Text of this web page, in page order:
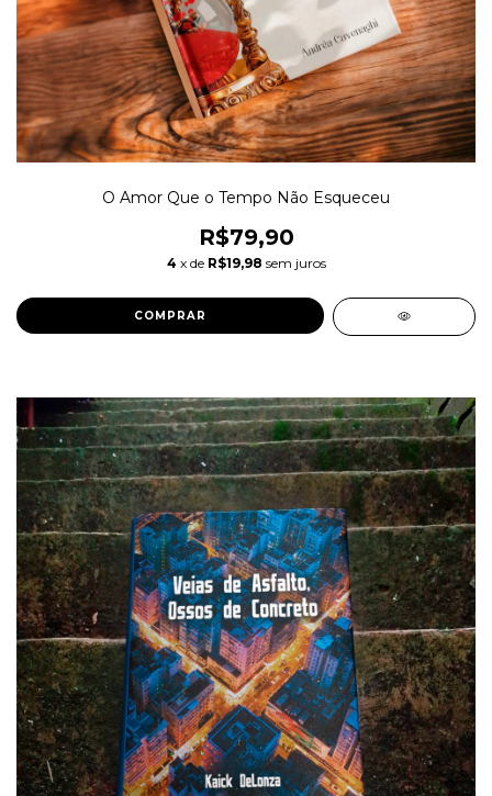
O Amor Que o Tempo Não Esqueceu
R$79,90
4 x de R$19,98 sem juros